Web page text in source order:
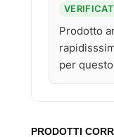
Prodotto
per
PRODOTTI